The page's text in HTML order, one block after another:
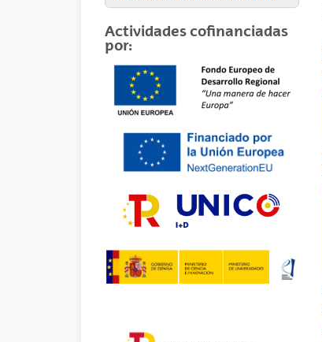
Actividades cofinanciadas
por: